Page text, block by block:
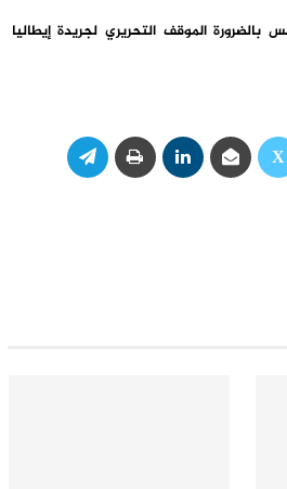
بالضرورة الموقف التحريري لجريدة إيطاليا